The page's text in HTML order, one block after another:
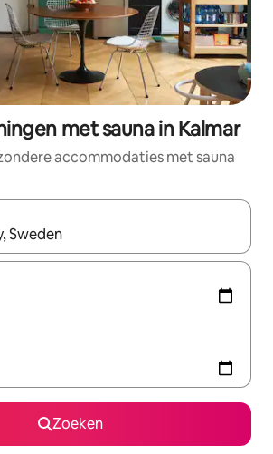
met sauna in Kalmar
accommodaties met sauna
beschikbaar zijn, maak je een keuze
Zoeken